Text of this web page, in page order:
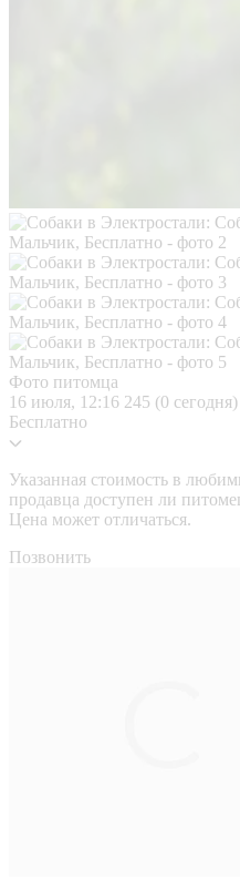
Фото питомца
16 июля, 12:16 245 (0 сегодня)
Бесплатно
Указанная стоимость в
продавца доступен ли
Цена может отличаться.
Позвонить